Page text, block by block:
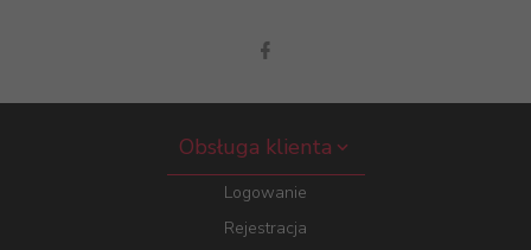
Obsługa klienta
Logowanie
Rejestracja